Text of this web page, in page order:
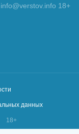
18+
данных
18+